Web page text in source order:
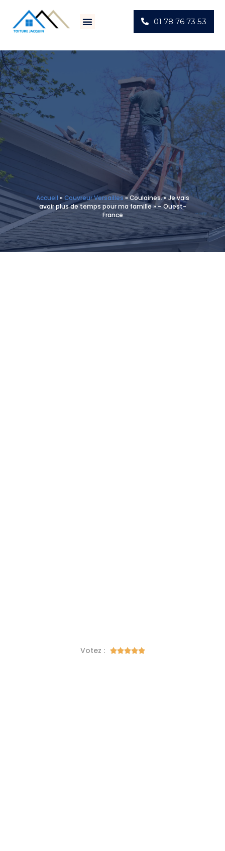
01 78 76 73 53
Accueil » Couvreur Versailles»Coulaines. « Je vais
avoir plus de temps pour ma famille » – Ouest-
France
Votez : 